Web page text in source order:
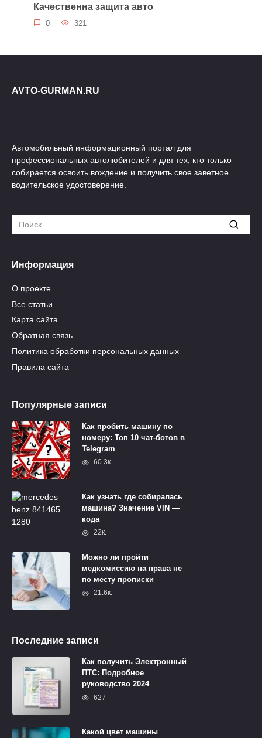
Качественна защита авто
0 321
AVTO-GURMAN.RU
Автомобильный информационный портал для
профессиональных автолюбителей и для тех, кто только
собирается освоить вождение и получить свое заветное
водительское удостоверение.
Search
for:
Информация
О проекте
Все статьи
Карта сайта
Обратная связь
Политика обработки персональных данных
Правила сайта
Популярные записи
Как пробить машину по
номеру: Топ 10 чат-ботов в
Telegram
60.3к.
Как узнать где собиралась
машина? Значение VIN —
кода
22к.
Можно ли пройти
медкомиссию на права не
по месту прописки
21.6к.
Последние записи
Как получить Электронный
ПТС: Подробное
руководство 2024
627
Какой цвет машины